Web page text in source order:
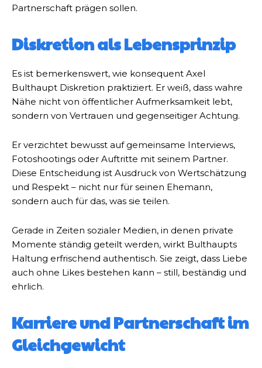
Partnerschaft prägen sollen.
Diskretion als Lebensprinzip
Es ist bemerkenswert, wie konsequent Axel
Bulthaupt Diskretion praktiziert. Er weiß, dass wahre
Nähe nicht von öffentlicher Aufmerksamkeit lebt,
sondern von Vertrauen und gegenseitiger Achtung.
Er verzichtet bewusst auf gemeinsame Interviews,
Fotoshootings oder Auftritte mit seinem Partner.
Diese Entscheidung ist Ausdruck von Wertschätzung
und Respekt – nicht nur für seinen Ehemann,
sondern auch für das, was sie teilen.
Gerade in Zeiten sozialer Medien, in denen private
Momente ständig geteilt werden, wirkt Bulthaupts
Haltung erfrischend authentisch. Sie zeigt, dass Liebe
auch ohne Likes bestehen kann – still, beständig und
ehrlich.
Karriere und Partnerschaft im
Gleichgewicht